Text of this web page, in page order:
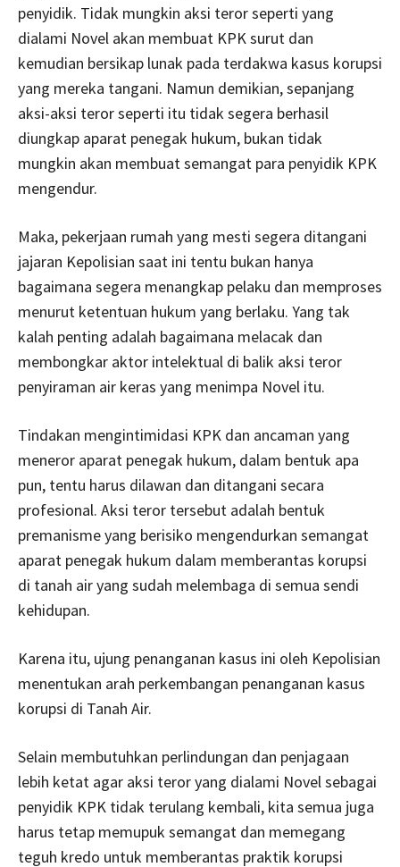
penyidik. Tidak mungkin aksi teror seperti yang
dialami Novel akan membuat KPK surut dan
kemudian bersikap lunak pada terdakwa kasus korupsi
yang mereka tangani. Namun demikian, sepanjang
aksi-aksi teror seperti itu tidak segera berhasil
diungkap aparat penegak hukum, bukan tidak
mungkin akan membuat semangat para penyidik KPK
mengendur.
Maka, pekerjaan rumah yang mesti segera ditangani
jajaran Kepolisian saat ini tentu bukan hanya
bagaimana segera menangkap pelaku dan memproses
menurut ketentuan hukum yang berlaku. Yang tak
kalah penting adalah bagaimana melacak dan
membongkar aktor intelektual di balik aksi teror
penyiraman air keras yang menimpa Novel itu.
Tindakan mengintimidasi KPK dan ancaman yang
meneror aparat penegak hukum, dalam bentuk apa
pun, tentu harus dilawan dan ditangani secara
profesional. Aksi teror tersebut adalah bentuk
premanisme yang berisiko mengendurkan semangat
aparat penegak hukum dalam memberantas korupsi
di tanah air yang sudah melembaga di semua sendi
kehidupan.
Karena itu, ujung penanganan kasus ini oleh Kepolisian
menentukan arah perkembangan penanganan kasus
korupsi di Tanah Air.
Selain membutuhkan perlindungan dan penjagaan
lebih ketat agar aksi teror yang dialami Novel sebagai
penyidik KPK tidak terulang kembali, kita semua juga
harus tetap memupuk semangat dan memegang
teguh kredo untuk memberantas praktik korupsi